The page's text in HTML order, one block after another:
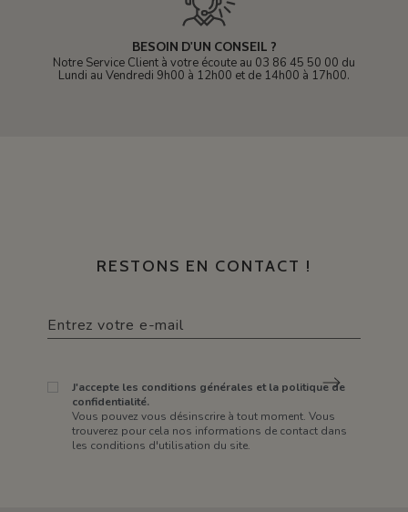
BESOIN D'UN CONSEIL ?
Notre Service Client à votre écoute au 03 86 45 50 00 du
Lundi au Vendredi 9h00 à 12h00 et de 14h00 à 17h00.
RESTONS EN CONTACT !
J'accepte les conditions générales et la politique de
confidentialité.
Vous pouvez vous désinscrire à tout moment. Vous
trouverez pour cela nos informations de contact dans
les conditions d'utilisation du site.